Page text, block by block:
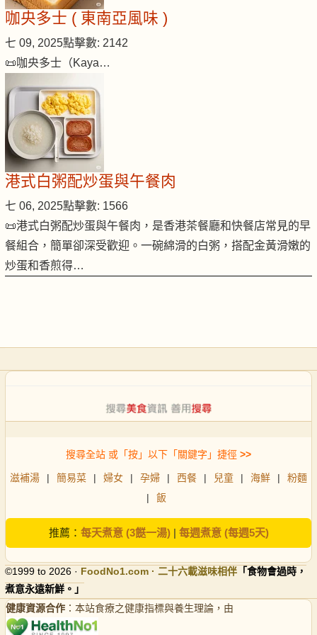
咖央多士 ( 東南亞風味 )
七 09, 2025點擊數: 2142
📜咖央多士（Kaya…
港式白粥配炒蛋與午餐肉
七 06, 2025點擊數: 1566
📜港式白粥配炒蛋與午餐肉，是香港茶餐廳和快餐店常見的早
餐組合，簡單卻深受歡迎。一碗綿滑的白粥，搭配金黃滑嫩的
炒蛋和香煎得…
搜尋全站 或「按」以下「關鍵字」捷徑 >>
滋補湯 | 簡易菜 | 婦女 | 孕婦 | 西餐 | 兒童 | 海鮮 |
粉麵
|
飯
推薦： 每天煮意 (3餸一湯)| 每週煮意 (每週5天)
©1999 to 2026 · FoodNo1.com · 二十六載滋味相伴 「食物會過時，
煮意永遠新鮮。」
健康資源合作 ：本站食療之健康指標與養生理論，由